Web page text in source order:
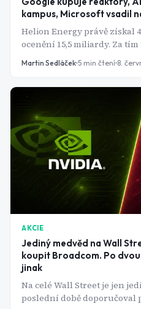
kampus, Microsoft vsadil
Helion Energy právě získal
ocenění 15,5 miliardy. Za
stojí konkrétní smlouva s
Martin Sedláček 5 min čtení 8.
AKCIE
Jediný medvěd na Wall
koupit Broadcom. Po
jinak
Na celé Wall Street je jen
poslední době doporučoval